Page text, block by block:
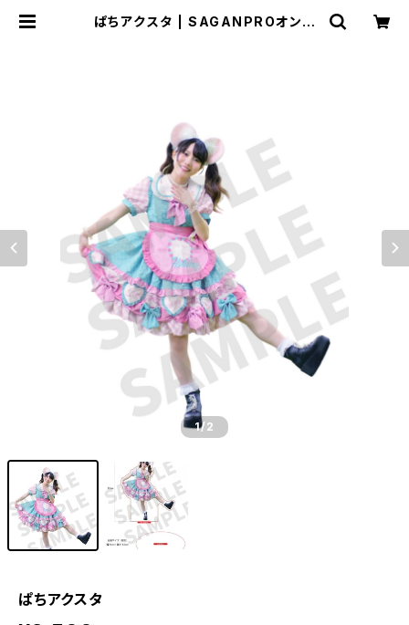
ぱちアクスタ | SAGANPROオンラ
1/2
ぱちアクスタ